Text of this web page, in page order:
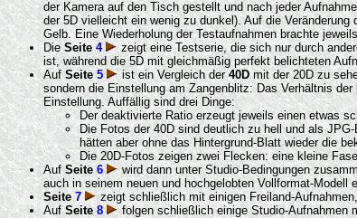
der Kamera auf den Tisch gestellt und nach jeder
der 5D vielleicht ein wenig zu dunkel). Auf die
Gelb. Eine Wiederholung der Testaufnahmen brachte
DieSeite4 zeigt eine Testserie, die sich nur durch
ist, während die 5D mit gleichmäßig perfekt belichteten
Auf Seite 5 ist ein Vergleich der40Dmit der 20D zu
sondern die Einstellung am Zangenblitz: Das Verhältnis
Einstellung. Auffällig sind drei Dinge:
Der deaktivierte Ratio erzeugt jeweils einen etwas
Die Fotos der 40D sind deutlich zu hell und als
hätten aber ohne das Hintergrund-Blatt wieder die
Die 20D-Fotos zeigen zwei Flecken: eine kleine
Auf Seite6 wird dann unter Studio-Bedingungen
auch in seinem neuen und hochgelobten Vollformat-
Seite7 zeigt schließlich mit einigen Freiland-
AufSeite8 folgen schließlich einige Studio-Aufnahmen